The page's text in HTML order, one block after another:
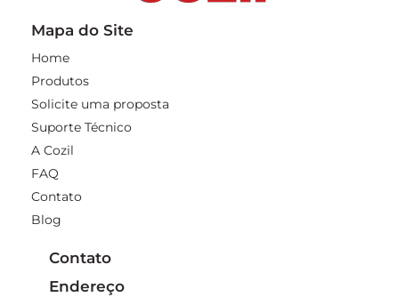
Mapa do Site
Home
Produtos
Solicite uma proposta
Suporte Técnico
A Cozil
FAQ
Contato
Blog
Contato
Endereço